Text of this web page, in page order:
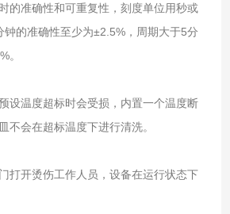
的准确性和可重复性，刻度单位用秒或
钟的准确性至少为±2.5%，周期大于5分
。
设温度超标时会受损，内置一个温度断
不会在超标温度下进行清洗。
打开烫伤工作人员，设备在运行状态下